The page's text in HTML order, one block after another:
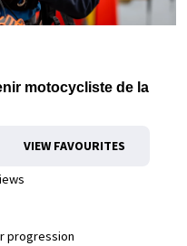
motocycliste de la
VIEW FAVOURITES
progression